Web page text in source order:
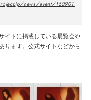
news/event/160901.
イトに掲載している展覧会や
ります。公式サイトなどから